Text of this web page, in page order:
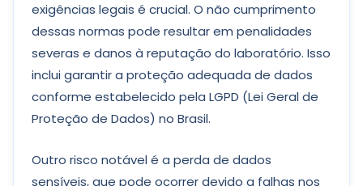
exigências legais é crucial. O não cumprimento
dessas normas pode resultar em penalidades
severas e danos à reputação do laboratório. Isso
inclui garantir a proteção adequada de dados
conforme estabelecido pela LGPD (Lei Geral de
Proteção de Dados) no Brasil.
Outro risco notável é a perda de dados
sensíveis, que pode ocorrer devido a falhas nos